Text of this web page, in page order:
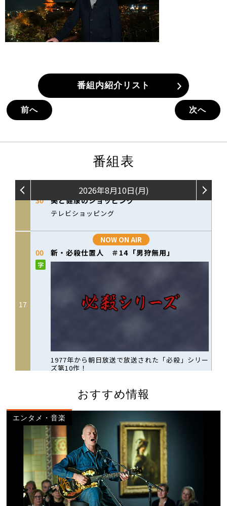
番組内紹介リスト
前へ 次へ
番組表
おすすめ情報
エンタメ・音楽